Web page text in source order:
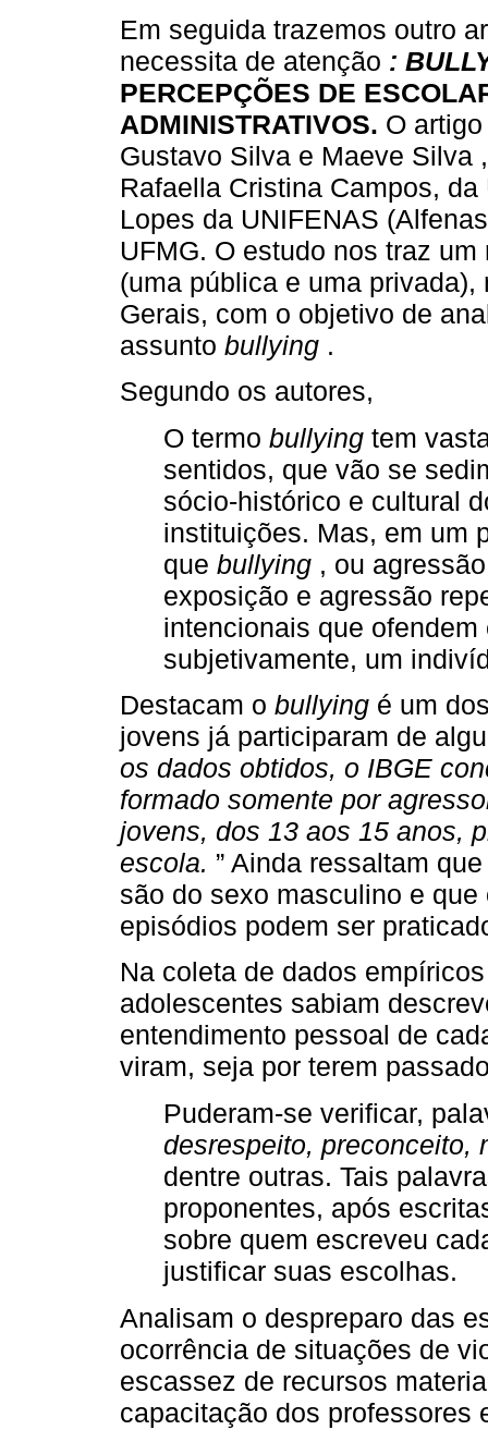
Em seguida trazemos outro
necessita de atenção :
PERCEPÇÕES DE
ADMINISTRATIVOS. O
Gustavo Silva e Maeve Silva
Rafaella Cristina Campos,
Lopes da UNIFENAS
UFMG. O estudo nos traz
(uma pública e uma
Gerais, com o objetivo de
assunto bullying .
Segundo os autores,
O termo bullying tem
sentidos, que vão se
sócio-histórico e cultural
instituições. Mas, em um
que bullying , ou
exposição e agressão
intencionais que
subjetivamente, um
Destacam o bullying é um
jovens já participaram de
os dados obtidos, o IBGE
formado somente por
jovens, dos 13 aos 15 anos,
escola. ” Ainda ressaltam
são do sexo masculino e
episódios podem ser
Na coleta de dados
adolescentes sabiam
entendimento pessoal de
viram, seja por terem
Puderam-se verificar,
desrespeito, preconceito,
dentre outras. Tais
proponentes, após
sobre quem escreveu
justificar suas escolhas.
Analisam o despreparo das
ocorrência de situações de
escassez de recursos
capacitação dos professores